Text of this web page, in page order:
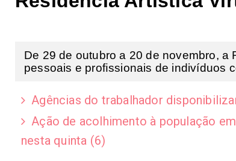
De 29 de outubro a 20 de novembro, a
pessoais e proﬁssionais de indivíduos
Agências do trabalhador
Ação de acolhimento à população
nesta quinta (6)